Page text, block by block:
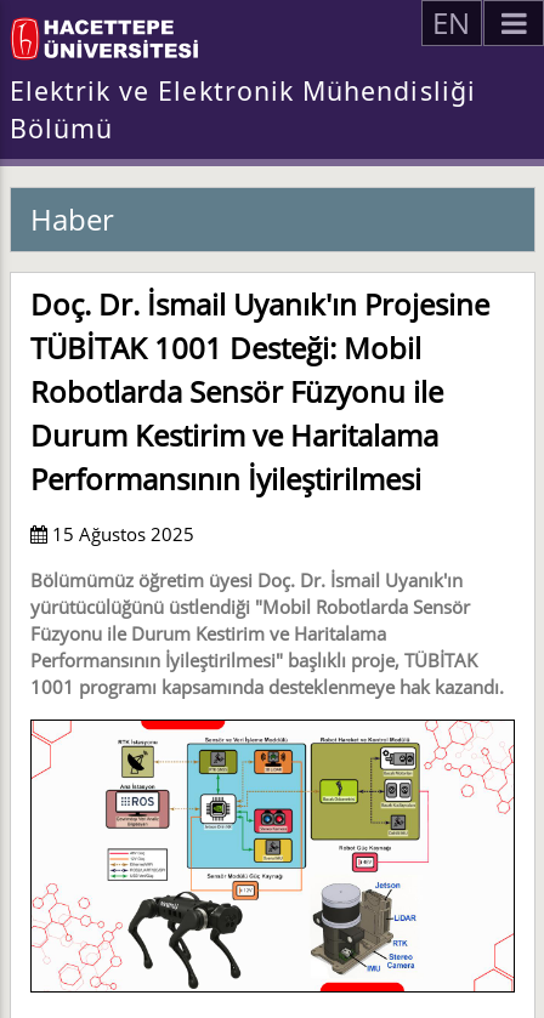
EN
Elektrik ve Elektronik Mühendisliği
Bölümü
Haber
Doç. Dr. İsmail Uyanık'ın Projesine
TÜBİTAK 1001 Desteği: Mobil
Robotlarda Sensör Füzyonu ile
Durum Kestirim ve Haritalama
Performansının İyileştirilmesi
15 Ağustos 2025
Bölümümüz öğretim üyesi Doç. Dr. İsmail Uyanık'ın
yürütücülüğünü üstlendiği "Mobil Robotlarda Sensör
Füzyonu ile Durum Kestirim ve Haritalama
Performansının İyileştirilmesi" başlıklı proje, TÜBİTAK
1001 programı kapsamında desteklenmeye hak kazandı.